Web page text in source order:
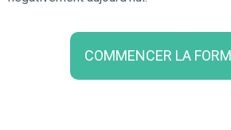
COMMENCER LA